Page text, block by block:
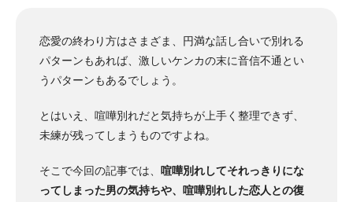
恋愛の終わり方はさまざま、円満な話し合いで別れる
パターンもあれば、激しいケンカの末に音信不通とい
うパターンもあるでしょう。
とはいえ、喧嘩別れだと気持ちが上手く整理できず、
未練が残ってしまうものですよね。
そこで今回の記事では、
喧嘩別れしてそれっきりにな
ってしまった男の気持ちや、喧嘩別れした恋人との復